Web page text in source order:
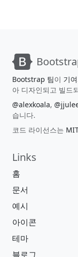
Bootstrap 팀이 기
아 디자인되고 빌드
@alexkoala,
습니다.
코드 라이선스는
Links
홈
문서
예시
아이콘
테마
블로그